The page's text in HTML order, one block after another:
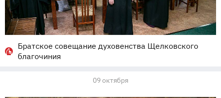
Братское совещание духовенства Щелковского
благочиния
09 октября